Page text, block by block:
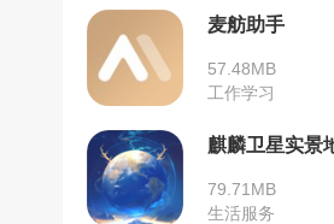
麦舫助手
57.48MB
工作学习
麒麟卫星实景
79.71MB
生活服务